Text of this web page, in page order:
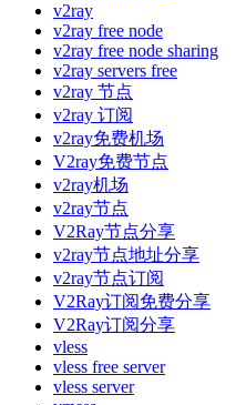
v2ray
v2ray free node
v2ray free node sharing
v2ray servers free
v2ray 节点
v2ray 订阅
v2ray免费机场
V2ray免费节点
v2ray机场
v2ray节点
V2Ray节点分享
v2ray节点地址分享
v2ray节点订阅
V2Ray订阅免费分享
V2Ray订阅分享
vless
vless free server
vless server